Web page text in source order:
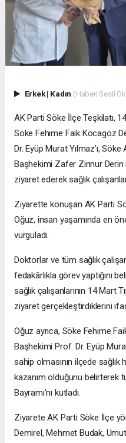
Erkek| Kadın (Haberi Sesli
AK Parti Söke İlçe Teşkilatı,
Söke Fehime Faik Kocagöz
Dr. Eyüp Murat Yılmaz’ı, Söke
Başhekimi Zafer Zinnur Derin
ziyaret ederek sağlık
Ziyarette konuşan AK Parti
Oğuz, insan yaşamında en
vurguladı.
Doktorlar ve tüm sağlık
fedakârlıkla görev yaptığını
sağlık çalışanlarının 14 Mart
ziyaret gerçekleştirdiklerini
Oğuz ayrıca, Söke Fehime
Başhekimi Prof. Dr. Eyüp
sahip olmasının ilçede sağlık
kazanım olduğunu belirterek
Bayramı’nı kutladı.
Ziyarete AK Parti Söke İlçe
Demirel, Mehmet Budak,